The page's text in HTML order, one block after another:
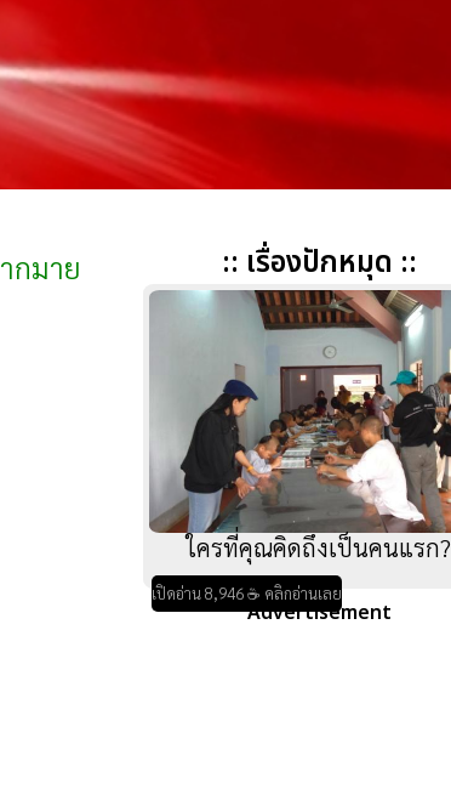
กมาย
:: เรื่องปักหมุด ::
ใครที่คุณคิดถึงเป็นคนแรก?
เปิดอ่าน 8,946 ☕ คลิกอ่านเลย
Advertisement